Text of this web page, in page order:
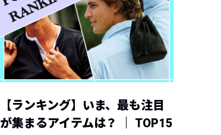
【ランキング】いま、最も注目
が集まるアイテムは？ ｜ TOP15